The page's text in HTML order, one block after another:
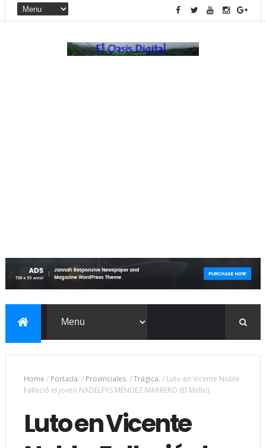
Home / Portada. / Provinciales. /Trágica. / Luto en Vicente Noble.
Falleció el joven NADELFYS MÉNDEZ MARRERO (El Mello).
Luto en Vicente